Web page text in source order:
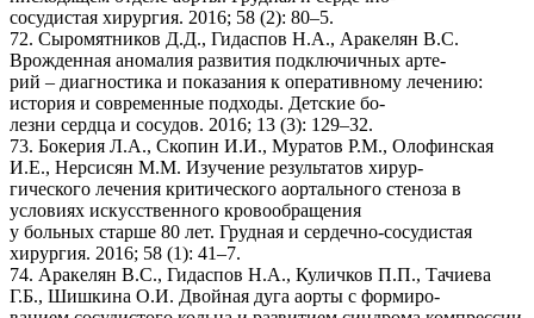
сосудистая хирургия. 2016; 58 (2): 80–5.
72. Сыромятников Д.Д., Гидаспов Н.А., Аракелян В.С.
Врожденная аномалия развития подключичных арте-
рий – диагностика и показания к оперативному лечению:
история и современные подходы. Детские бо-
лезни сердца и сосудов. 2016; 13 (3): 129–32.
73. Бокерия Л.А., Скопин И.И., Муратов Р.М., Олофинская
И.Е., Нерсисян М.М. Изучение результатов хирур-
гического лечения критического аортального стеноза в
условиях искусственного кровообращения
у больных старше 80 лет. Грудная и сердечно-сосудистая
хирургия. 2016; 58 (1): 41–7.
74. Аракелян В.С., Гидаспов Н.А., Куличков П.П., Тачиева
Г.Б., Шишкина О.И. Двойная дуга аорты с формиро-